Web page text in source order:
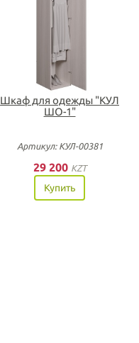
Шкаф для одежды "КУЛ
ШО-1"
Артикул: КУЛ-00381
29 200 KZT
Купить